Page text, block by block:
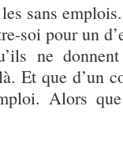
sans
soi pour un
ne
Et que d’un
Alors